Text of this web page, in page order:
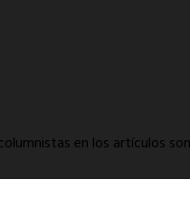
en los artículos